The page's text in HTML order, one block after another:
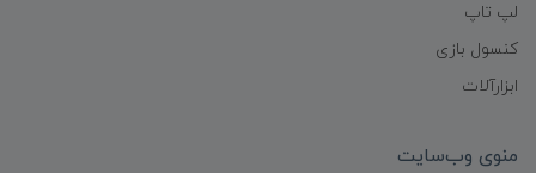
لپ تاپ
کنسول بازی
ابزارآلات
منوی وب‌سایت